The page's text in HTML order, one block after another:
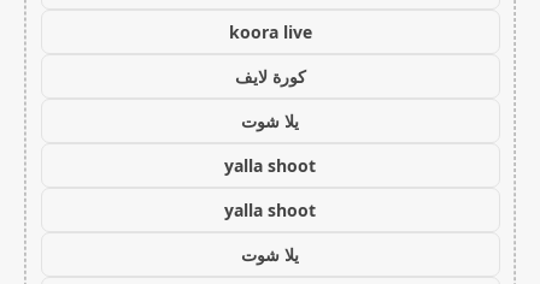
koora live
كورة لايف
يلا شوت
yalla shoot
yalla shoot
يلا شوت